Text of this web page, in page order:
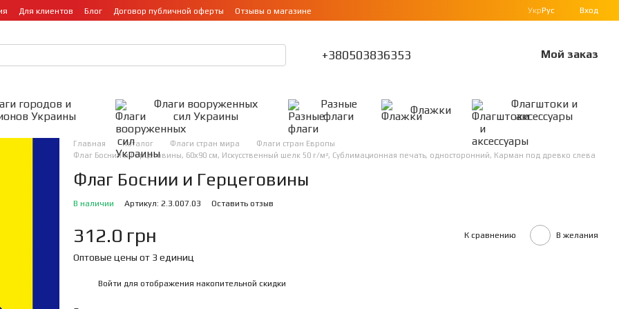
Для клиентов Блог Договор публичной оферты Отзывы о магазине УкрРус Вход
+380503836353 Мой заказ
городов и
Украины
Флаги вооруженных
сил Украины
Разные
флаги
Флажки
Флагштоки и
аксессуары
Главная Каталог Флаги стран мира
Флаги стран Европы
Флаг Боснии и Герцеговины, 60х90 см, Искусственный шелк 50 г/м², Сублимационная печать, односторонний, Карман под древко слева
Флаг Боснии и Герцеговины
В наличии Артикул: 2.3.007.03 Оставить отзыв
312.0 грн К сравнению В желания
Оптовые цены от 3 единиц
Войти для отображения накопительной скидки